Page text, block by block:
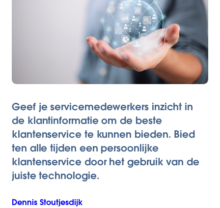
Geef je servicemedewerkers inzicht in
de klantinformatie om de beste
klantenservice te kunnen bieden. Bied
ten alle tijden een persoonlijke
klantenservice door het gebruik van de
juiste technologie.
Dennis Stoutjesdijk